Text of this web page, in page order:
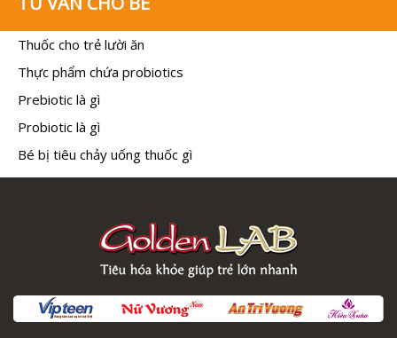
Thuốc cho trẻ lười ăn
Thực phẩm chứa probiotics
Prebiotic là gì
Probiotic là gì
Bé bị tiêu chảy uống thuốc gì